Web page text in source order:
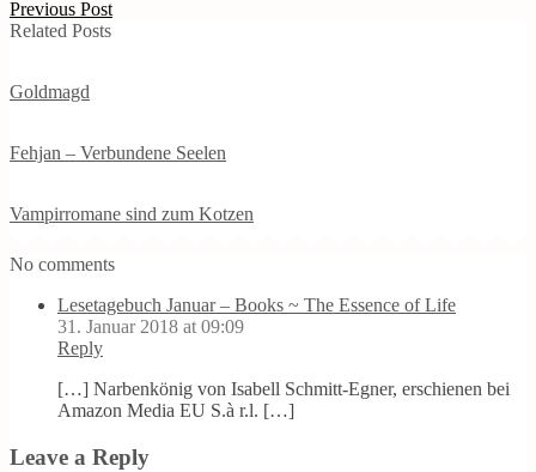
Previous Post
Related Posts
Goldmagd
Fehjan – Verbundene Seelen
Vampirromane sind zum Kotzen
No comments
Lesetagebuch Januar – Books ~ The Essence of Life
31. Januar 2018 at 09:09
Reply
[…] Narbenkönig von Isabell Schmitt-Egner, erschienen bei
Amazon Media EU S.à r.l. […]
Leave a Reply